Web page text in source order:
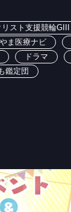
スト支援競輪GIII
ま医療ナビ
ドラマ
鑑定団